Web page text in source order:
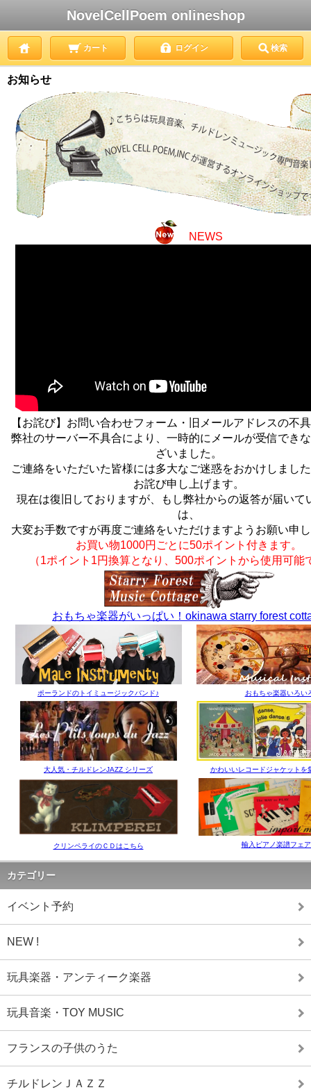
NovelCellPoem onlineshop
カート ログイン 検索
お知らせ
NEWS
【お詫び】お問い合わせフォーム・旧メールアドレスの不
弊社のサーバー不具合により、一時的にメールが受信でき
ざいました。
ご連絡をいただいた皆様には多大なご迷惑をおかけしまし
お詫び申し上げます。
現在は復旧しておりますが、もし弊社からの返答が届いて
は、
大変お手数ですが再度ご連絡をいただけますようお願い申
お買い物1000円ごとに50ポイント付きます。
（1ポイント1円換算となり、500ポイントから使用可能
おもちゃ楽器がいっぱい！okinawa starry forest
ポーランドのトイミュージックバンド♪ おもちゃ楽器いろい
大人気・チルドレンJAZZ シリーズ かわいいレコードジャケットを
クリンペライのＣＤはこちら 輸入ピアノ楽譜フェ
カテゴリー
イベント予約
NEW !
玩具楽器・アンティーク楽器
玩具音楽・TOY MUSIC
フランスの子供のうた
チルドレンＪＡＺＺ